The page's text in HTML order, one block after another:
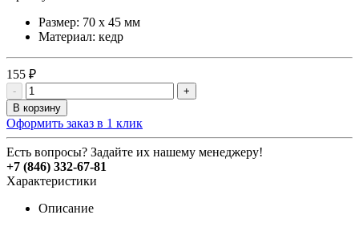
Размер: 70 х 45 мм
Материал: кедр
155 ₽
-
+
В корзину
Оформить заказ в 1 клик
Есть вопросы? Задайте их нашему менеджеру!
+7 (846) 332-67-81
Характеристики
Описание